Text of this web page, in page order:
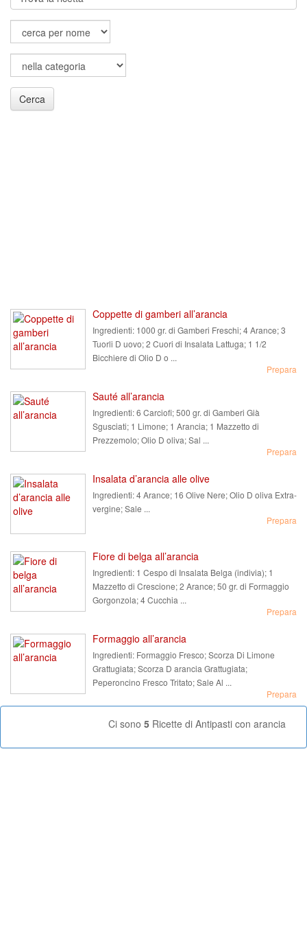
Cerca
Coppette di gamberi all’arancia
Ingredienti: 1000 gr. di Gamberi Freschi; 4 Arance; 3
Tuorli D uovo; 2 Cuori di Insalata Lattuga; 1 1/2
Bicchiere di Olio D o ...
Prepara
Sauté all’arancia
Ingredienti:6 Carciofi; 500 gr. di Gamberi Già
Sgusciati; 1 Limone; 1 Arancia; 1 Mazzetto di
Prezzemolo; Olio D oliva; Sal ...
Prepara
Insalata d’arancia alle olive
Ingredienti:4 Arance; 16 Olive Nere; Olio D oliva Extra-
vergine; Sale ...
Prepara
Fiore di belga all’arancia
Ingredienti: 1 Cespo di Insalata Belga (indivia); 1
Mazzetto di Crescione; 2 Arance; 50 gr. di Formaggio
Gorgonzola; 4 Cucchia ...
Prepara
Formaggio all’arancia
Ingredienti: Formaggio Fresco; Scorza Di Limone
Grattugiata; Scorza D arancia Grattugiata;
Peperoncino Fresco Tritato; Sale Al ...
Prepara
Ci sono 5 Ricette di Antipasti con arancia